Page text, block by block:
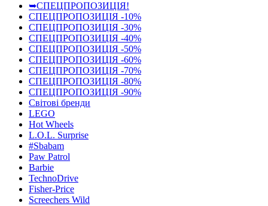
➥СПЕЦПРОПОЗИЦІЯ!
СПЕЦПРОПОЗИЦІЯ -10%
СПЕЦПРОПОЗИЦІЯ -30%
СПЕЦПРОПОЗИЦІЯ -40%
СПЕЦПРОПОЗИЦІЯ -50%
СПЕЦПРОПОЗИЦІЯ -60%
СПЕЦПРОПОЗИЦІЯ -70%
СПЕЦПРОПОЗИЦІЯ -80%
СПЕЦПРОПОЗИЦІЯ -90%
Світові бренди
LEGO
Hot Wheels
L.O.L. Surprise
#Sbabam
Paw Patrol
Barbie
TechnoDrive
Fisher-Price
Screechers Wild